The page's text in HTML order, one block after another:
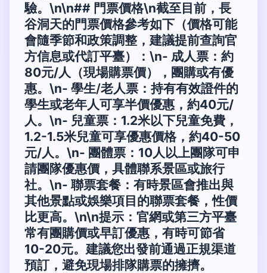
驗。\n\n## 門票價格\n截至目前，長
谷洞天的門票價格參考如下（價格可能
會隨季節和政策調整，建議提前查詢官
方信息或代訂平臺）：\n- 成人票 ：約
80元/人（現場購票價），團購或有優
惠。\n- 學生/老人票 ：持有有效證件的
學生或老年人可享半價優惠，約40元/
人。\n- 兒童票 ：1.2米以下兒童免費，
1.2-1.5米兒童可享優惠價格，約40-50
元/人。\n- 團體票 ：10人以上團隊可申
請團隊優惠價，具體聯系景區或旅行
社。\n- 聯票套餐 ：有時景區會推出與
其他景點或娛樂項目的聯票套餐，性價
比更高。\n\n提示 ：官網或第三方平臺
常有團購價或早訂優惠，有時可節省
10-20元。建議您出發前通過正規渠道
預訂，避免現場排隊購票的擁擠。